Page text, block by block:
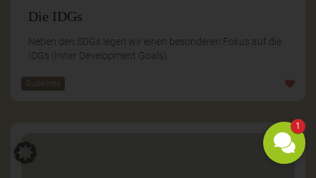
Die IDGs
Neben den SDGs legen wir einen besonderen Fokus auf die
IDGs (Inner Development Goals).
Guidelines
1